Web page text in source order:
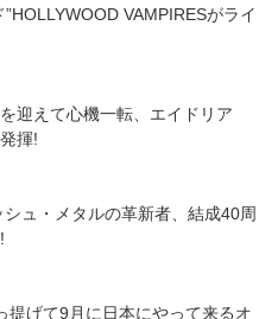
VAMPIRESがライ
迎えて心機一転、エイドリア
揮!
ュ・メタルの革新者、結成40周
提げて9月に日本にやって来るオ